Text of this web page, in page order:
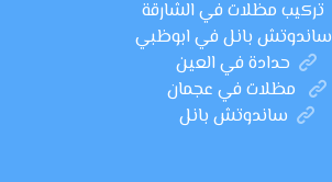
تركيب مظلات في الشارقة
ساندوتش بانل في ابوظبي
حدادة في العين
مظلات في عجمان
ساندوتش بانل